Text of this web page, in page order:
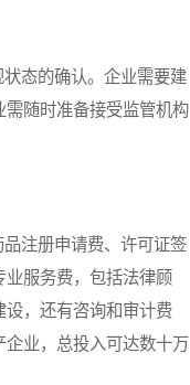
态的确认。企业需要建
随时准备接受监管机构
注册申请费、许可证签
服务费，包括法律顾
设，还有咨询和审计费
业，总投入可达数十万